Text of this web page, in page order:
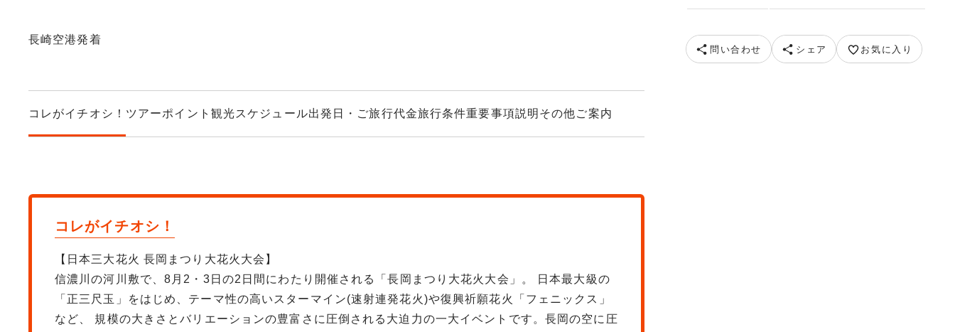
長崎空港発着
コレがイチオシ！ ツアーポイント 観光スケジュール出発日・ご旅行代金旅行条件重要事項説明 その他ご案内
コレがイチオシ！
【日本三大花火 長岡まつり大花火大会】
信濃川の河川敷で、8月2・3日の2日間にわたり開催される「長岡まつり大花火大会」。 日本最大級の
「正三尺玉」をはじめ、テーマ性の高いスターマイン(速射連発花火)や復興祈願花火「フェニックス」
など、 規模の大きさとバリエーションの豊富さに圧倒される大迫力の一大イベントです。長岡の空に圧
問い合わせ シェア お気に入り